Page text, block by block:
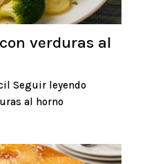
verduras al
Seguir leyendo
al horno